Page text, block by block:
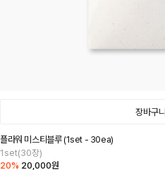
장바구니
플라워 미스티블루 (1set - 30ea)
1set(30장)
20% 20,000원